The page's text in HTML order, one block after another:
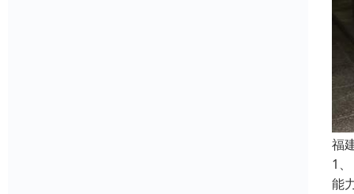
福
1
能